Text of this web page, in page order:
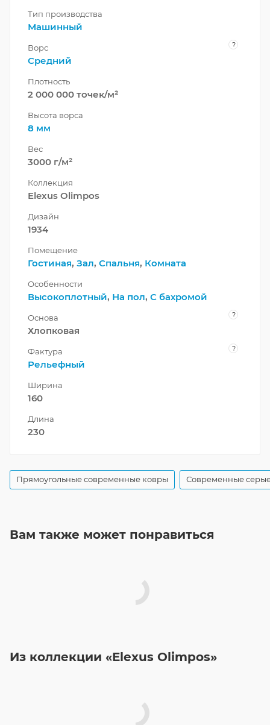
Тип производства
Машинный
Ворс ?
Средний
Плотность
2 000 000 точек/м²
Высота ворса
8 мм
Вес
3000 г/м²
Коллекция
Elexus Olimpos
Дизайн
1934
Помещение
Гостиная, Зал, Спальня, Комната
Особенности
Высокоплотный, На пол, С бахромой
Основа ?
Хлопковая
Фактура ?
Рельефный
Ширина
160
Длина
230
Прямоугольные современные ковры Современные
Вам также может понравиться
Из коллекции «Elexus Olimpos»